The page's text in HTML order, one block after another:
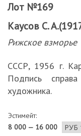
Лот №169
Каусов С.
Рижское взморье
СССР, 1956 г.
Подпись
художника.
Эстимейт:
8 000 — 16 000